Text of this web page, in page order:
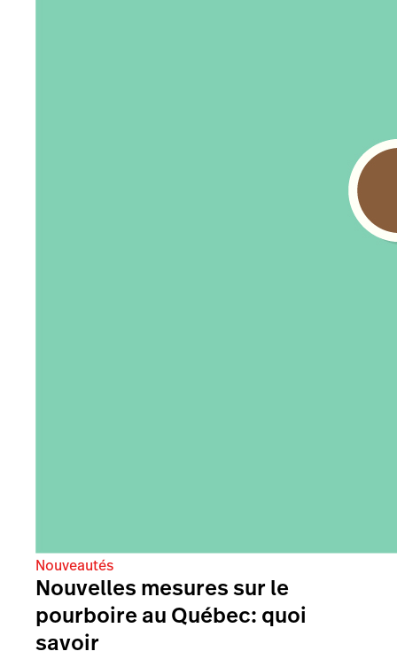
Nouveautés
Nouvelles mesures sur le
pourboire au Québec: quoi
savoir